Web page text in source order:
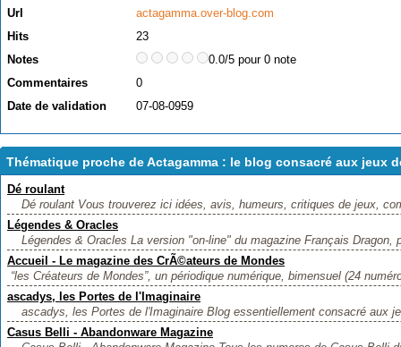
Url
actagamma.over-blog.com
Hits
23
Notes
0.0/5 pour 0 note
Commentaires
0
Date de validation
07-08-0959
Thématique proche de Actagamma : le blog consacré aux jeux
Dé roulant
Dé roulant Vous trouverez ici idées, avis, humeurs, critiques de jeux,
Légendes & Oracles
Légendes & Oracles La version "on-line" du magazine Français Dragon,
Accueil - Le magazine des CrÃ©ateurs de Mondes
“les Créateurs de Mondes”, un périodique numérique, bimensuel (24
ascadys, les Portes de l'Imaginaire
ascadys, les Portes de l'Imaginaire Blog essentiellement consacré aux
Casus Belli - Abandonware Magazine